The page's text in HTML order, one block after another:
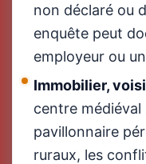
non déclaré ou
enquête peut
employeur ou
Immobilier,
centre
pavillonnaire
ruraux, les